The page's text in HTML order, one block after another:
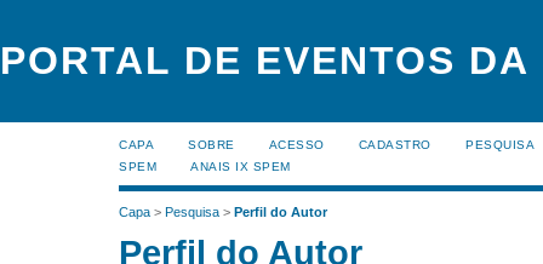
PORTAL DE EVENTOS DA
CAPA SOBRE ACESSO CADASTRO
PESQUISA
SPEM
ANAIS IX SPEM
Capa > Pesquisa > Perfil do Autor
Perfil do Autor